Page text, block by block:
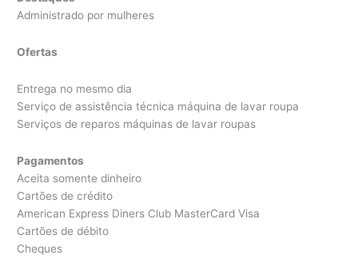
Administrado por mulheres
Ofertas
Entrega no mesmo dia
Serviço de assistência técnica máquina de lavar roupa
Serviços de reparos máquinas de lavar roupas
Pagamentos
Aceita somente dinheiro
Cartões de crédito
American Express Diners Club MasterCard Visa
Cartões de débito
Cheques